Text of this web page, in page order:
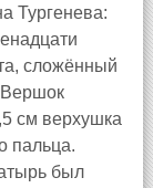
Тургенева:
сложённый
см верхушка
пальца.
был